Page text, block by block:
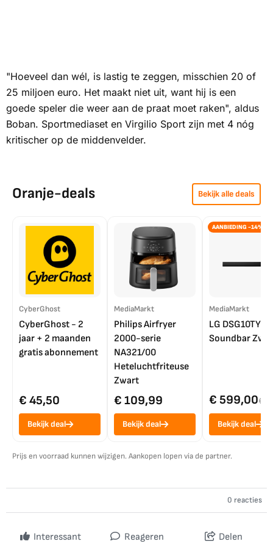
"Hoeveel dan wél, is lastig te zeggen, misschien 20 of
25 miljoen euro. Het maakt niet uit, want hij is een
goede speler die weer aan de praat moet raken", aldus
Boban. Sportmediaset en Virgilio Sport zijn met 4 nóg
kritischer op de middenvelder.
Oranje-deals Bekijk alle deals
CyberGhost
CyberGhost - 2
jaar + 2 maanden
gratis abonnement
€ 45,50
Bekijk deal
MediaMarkt
Philips Airfryer
2000-serie
NA321/00
Heteluchtfriteuse
Zwart
€ 109,99
Bekijk deal
AANBIEDING -14%
MediaMarkt
LG DSG10TY
Soundbar
€ 599,00€
Bekijk deal
Prijs en voorraad kunnen wijzigen. Aankopen lopen via de partner.
0 reacties
Interessant Reageren Delen